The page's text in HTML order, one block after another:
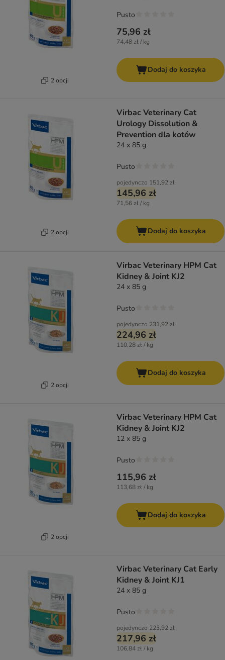
2 opcji
75,96 zł
74,48 zł / kg
Pusto
Dodaj do koszyka
2 opcji
Virbac Veterinary Cat
Urology Dissolution &
Prevention dla kotów
24 x 85 g
pojedynczo 151,92 zł
145,96 zł
71,56 zł / kg
Pusto
Dodaj do koszyka
2 opcji
Virbac Veterinary HPM Cat
Kidney & Joint KJ2
24 x 85 g
pojedynczo 231,92 zł
224,96 zł
110,28 zł / kg
Pusto
Dodaj do koszyka
2 opcji
Virbac Veterinary HPM Cat
Kidney & Joint KJ2
12 x 85 g
115,96 zł
113,68 zł / kg
Pusto
Dodaj do koszyka
Virbac Veterinary Cat Early
Kidney & Joint KJ1
24 x 85 g
pojedynczo 223,92 zł
217,96 zł
106,84 zł / kg
Pusto